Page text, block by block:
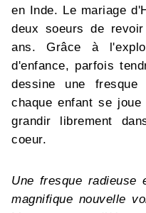
en Inde. Le mariage
deux soeurs de
ans. Grâce à
d'enfance, parfois
dessine une fresque
chaque enfant se
grandir librement
coeur.
Une fresque radieuse
magnifique nouvelle